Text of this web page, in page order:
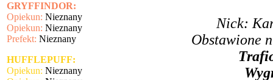
GRYFFINDOR:
Opiekun: Nieznany
Opiekun: Nieznany
Prefekt: Nieznany
HUFFLEPUFF:
Opiekun: Nieznany
Nick:
Obstawione